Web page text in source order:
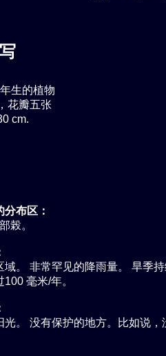
生的植物
花瓣五张
cm.
布区：
榖。
域。 非常罕见的降雨量。 旱季
毫米/年。
光。 没有保护的地方。比如说